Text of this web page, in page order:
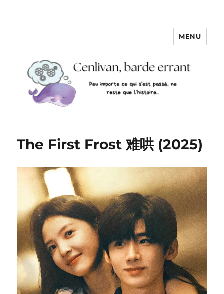
MENU
The First Frost 难哄 (2025)